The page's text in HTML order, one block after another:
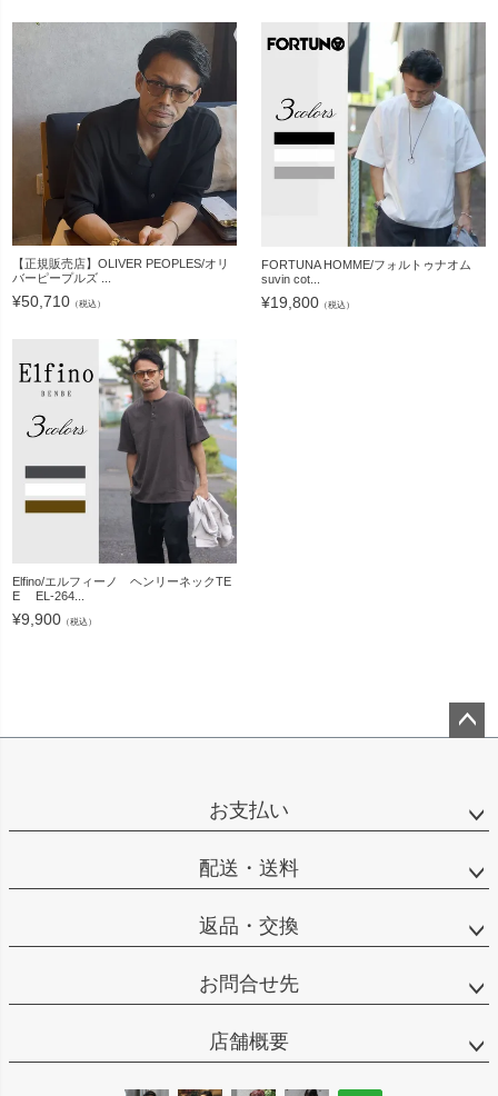
【正規販売店】OLIVER PEOPLES/オリ
バーピープルズ ...
¥50,710 （税込）
FORTUNA HOMME/フォルトゥナオム
suvin cot...
¥19,800 （税込）
Elfino/エルフィーノ ヘンリーネックTE
E EL-264...
¥9,900 （税込）
お支払い
配送・送料
返品・交換
お問合せ先
店舗概要